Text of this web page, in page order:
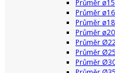
Průměr
Průměr
Průměr
Průměr
Průměr
Průměr
Průměr